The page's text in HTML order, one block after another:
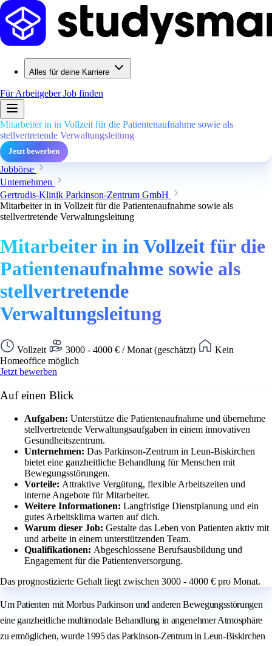
Alles für deine Karriere
Für ArbeitgeberJob finden
Mitarbeiter in in Vollzeit für die Patientenaufnahme sowie als
stellvertretende Verwaltungsleitung
Jetzt bewerben
Jobbörse
Unternehmen
Gertrudis-Klinik Parkinson-Zentrum GmbH
Mitarbeiter in in Vollzeit für die Patientenaufnahme sowie als
stellvertretende Verwaltungsleitung
Mitarbeiter in in Vollzeit für die
Patientenaufnahme sowie als
stellvertretende
Verwaltungsleitung
Vollzeit 3000 - 4000 € / Monat (geschätzt)
Kein
Homeoffice möglich
Jetzt bewerben
Auf einen Blick
Aufgaben: Unterstütze die Patientenaufnahme und übernehme
stellvertretende Verwaltungsaufgaben in einem innovativen
Gesundheitszentrum.
Unternehmen: Das Parkinson-Zentrum in Leun-Biskirchen
bietet eine ganzheitliche Behandlung für Menschen mit
Bewegungsstörungen.
Vorteile: Attraktive Vergütung, flexible Arbeitszeiten und
interne Angebote für Mitarbeiter.
Weitere Informationen: Langfristige Dienstplanung und ein
gutes Arbeitsklima warten auf dich.
Warum dieser Job: Gestalte das Leben von Patienten aktiv mit
und arbeite in einem unterstützenden Team.
Qualifikationen: Abgeschlossene Berufsausbildung und
Engagement für die Patientenversorgung.
Das prognostizierte Gehalt liegt zwischen 3000 - 4000 € pro Monat.
Um Patienten mit Morbus Parkinson und anderen Bewegungsstörungen
eine ganzheitliche multimodale Behandlung in angenehmer Atmosphäre
zu ermöglichen, wurde 1995 das Parkinson-Zentrum in Leun-Biskirchen